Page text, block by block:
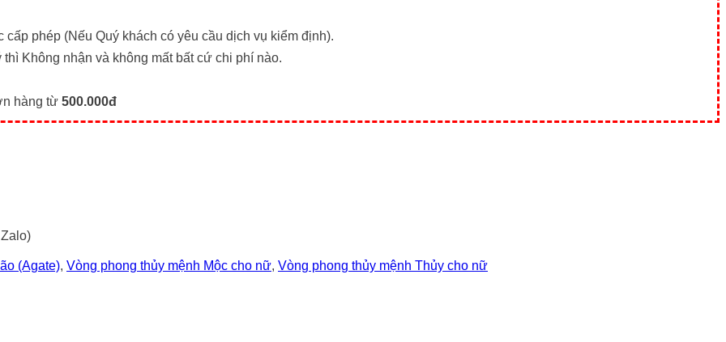
phép (Nếu Quý khách có yêu cầu dịch vụ kiểm định).
thì Không nhận và không mất bất cứ chi phí nào.
hàng từ 500.000đ
(Agate), Vòng phong thủy mệnh Mộc cho nữ, Vòng phong thủy mệnh Thủy cho nữ